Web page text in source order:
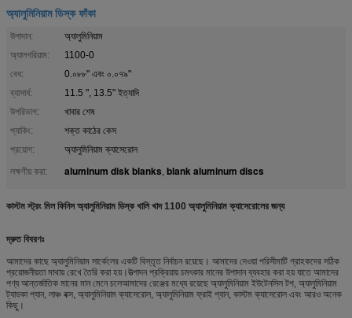
অ্যালুমিনিয়াম ডিস্ক ফাঁকা
উপাদান:
অ্যালুমিনিয়াম
অ্যালগরিয়াম:
1100-0
বেধ:
0.০৮৮" এবং ০.০৭৯"
ব্যাসার্ধ:
11.5 ", 13.5" ইত্যাদি
উপরিভাগ:
খাবার শেষ
প্যাকিং:
শক্ত কাঠের কেস
প্রয়োগ:
অ্যালুমিনিয়াম ক্যাসেরোল
লক্ষণীয় করা:
aluminum disk blanks, blank aluminum discs
কাস্টম স্ট্রং মিল ফিনিস অ্যালুমিনিয়াম ডিস্ক খালি খাদ 1100 অ্যালুমিনিয়াম ক্যাসেরোলের জন্য
দ্রুত বিবরণঃ
আমাদের কাছে অ্যালুমিনিয়াম সার্কেলের একটি বিস্তৃত নির্বাচন রয়েছে। আমাদের দেওয়া পরিসীমাটি গ্রাহকদের সঠিক
প্রয়োজনীয়তা মাথায় রেখে তৈরি করা হয়।উত্পাদন প্রক্রিয়ায় চমৎকার মানের উপাদান ব্যবহার করা হয় যাতে আমাদের
পণ্য আন্তর্জাতিক মানের মান মেনে চলেআমাদের রেঞ্জের মধ্যে রয়েছে অ্যালুমিনিয়াম ইউটেনসিল টপ, অ্যালুমিনিয়াম
ট্যাডকা প্যান, লাঞ্চ বক্স, অ্যালুমিনিয়াম ক্যাসেরোল, অ্যালুমিনিয়াম ফ্রাই প্যান, কাস্টম ক্যাসেরোল এবং আরও অনেক
কিছু।